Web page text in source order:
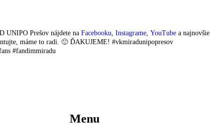
UNIPO Prešov nájdete na Facebooku Instagrame, YouTubea najnovšie
máme to radi. 🙂 ĎAKUJEME! #vkmiradunipopresov
#fandimmiradu
Menu